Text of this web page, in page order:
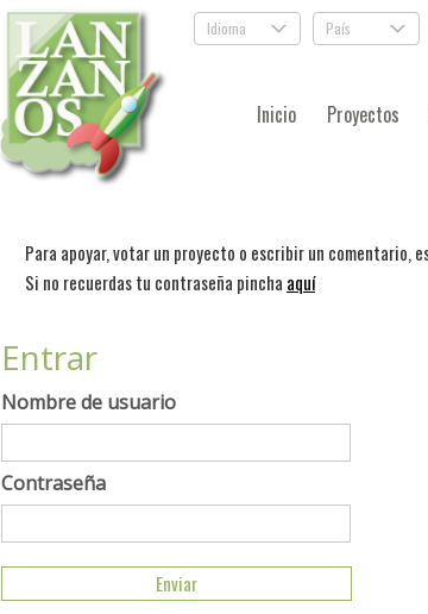
Idioma . País .
Inicio Proyectos
Para apoyar, votar un proyecto o escribir un comentario,
Si no recuerdas tu contraseña pincha aquí
Entrar
Nombre de usuario
Contraseña